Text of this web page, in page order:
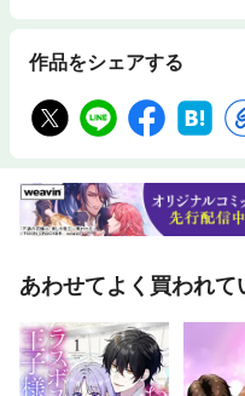
作品をシェアする
あわせてよく買われて